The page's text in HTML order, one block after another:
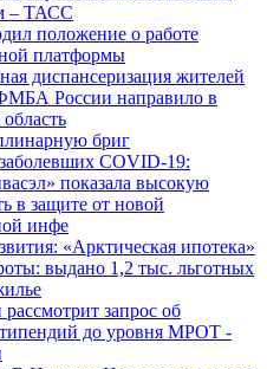
– ТАСС
положение о работе
платформы
диспансеризация жителей
России направило в
бриг
COVID-19:
показала высокую
в защите от новой
инфе
«Арктическая ипотека»
выдано 1,2 тыс. льготных
запрос об
до уровня МРОТ -